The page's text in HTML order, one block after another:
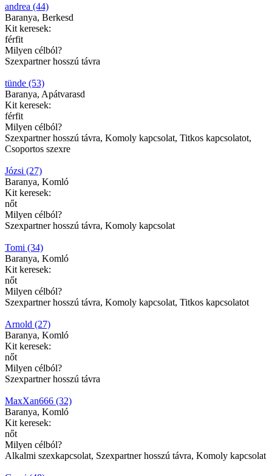
andrea (44)
Baranya, Berkesd
Kit keresek:
férfit
Milyen célból?
Szexpartner hosszú távra
tünde (53)
Baranya, Apátvarasd
Kit keresek:
férfit
Milyen célból?
Szexpartner hosszú távra, Komoly kapcsolat, Titkos kapcsolatot,
Csoportos szexre
Józsi (27)
Baranya, Komló
Kit keresek:
nőt
Milyen célból?
Szexpartner hosszú távra, Komoly kapcsolat
Tomi (34)
Baranya, Komló
Kit keresek:
nőt
Milyen célból?
Szexpartner hosszú távra, Komoly kapcsolat, Titkos kapcsolatot
Arnold (27)
Baranya, Komló
Kit keresek:
nőt
Milyen célból?
Szexpartner hosszú távra
MaxXan666 (32)
Baranya, Komló
Kit keresek:
nőt
Milyen célból?
Alkalmi szexkapcsolat, Szexpartner hosszú távra, Komoly kapcsolat